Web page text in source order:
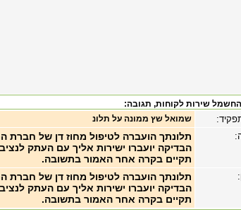
שירות לקוחות, תגובה:
שמואל שץ ממונה על תלונ
תלונתך הועברה לטיפול מחוז דן של חברת
הבדיקה יועברו ישירות אליך עם העתק
תקיים בקרה אחר האמור בתשובה.
תלונתך הועברה לטיפול מחוז דן של חברת
הבדיקה יועברו ישירות אליך עם העתק
תקיים בקרה אחר האמור בתשובה.